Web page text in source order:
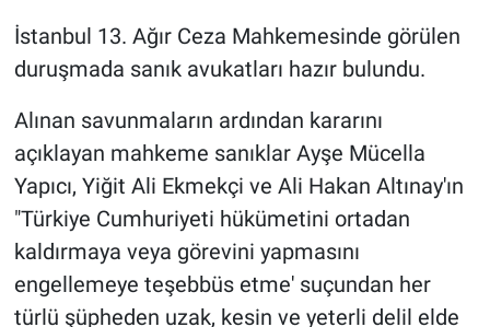
İstanbul 13. Ağır Ceza Mahkemesinde görülen
duruşmada sanık avukatları hazır bulundu.
Alınan savunmaların ardından kararını
açıklayan mahkeme sanıklar Ayşe Mücella
Yapıcı, Yiğit Ali Ekmekçi ve Ali Hakan Altınay'ın
"Türkiye Cumhuriyeti hükümetini ortadan
kaldırmaya veya görevini yapmasını
engellemeye teşebbüs etme' suçundan her
türlü şüpheden uzak, kesin ve yeterli delil elde
İlan
Kimdir
Koronavirüs
Kültür Sanat
Ne demişti